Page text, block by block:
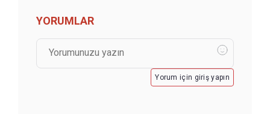
YORUMLAR
Yorum için giriş yapın